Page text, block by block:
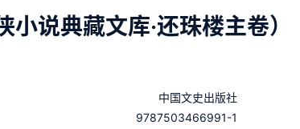
说典藏文库·还珠楼主卷）
中国文史出版社
9787503466991-1